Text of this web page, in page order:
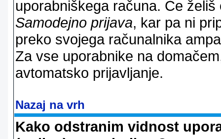
uporabniškega računa. Če
Samodejno prijava, kar pa ni
preko svojega računalnika
Za vse uporabnike na
avtomatsko prijavljanje.
Nazaj na vrh
Kako odstranim vidnost